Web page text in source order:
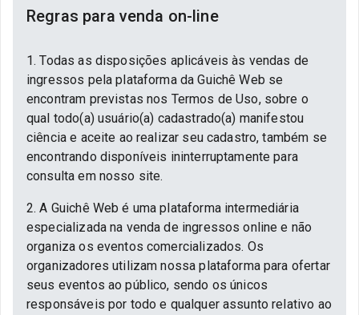
Regras para venda on-line
1. Todas as disposições aplicáveis às vendas de
ingressos pela plataforma da Guichê Web se
encontram previstas nos Termos de Uso, sobre o
qual todo(a) usuário(a) cadastrado(a) manifestou
ciência e aceite ao realizar seu cadastro, também se
encontrando disponíveis ininterruptamente para
consulta em nosso site.
2. A Guichê Web é uma plataforma intermediária
especializada na venda de ingressos online e não
organiza os eventos comercializados. Os
organizadores utilizam nossa plataforma para ofertar
seus eventos ao público, sendo os únicos
responsáveis por todo e qualquer assunto relativo ao